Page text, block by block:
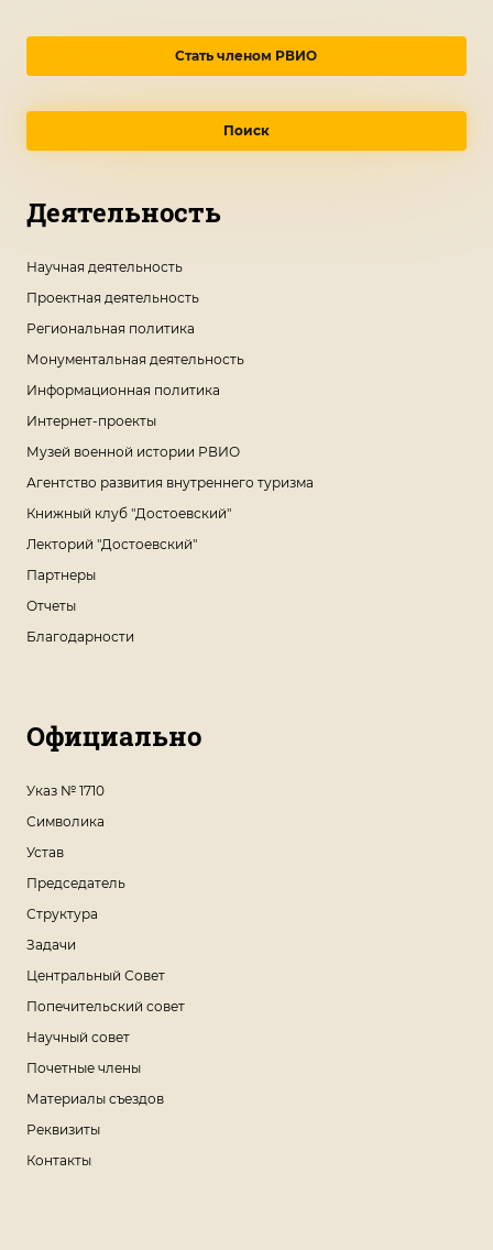
Стать членом РВИО
Поиск
Деятельность
Научная деятельность
Проектная деятельность
Региональная политика
Монументальная деятельность
Информационная политика
Интернет-проекты
Музей военной истории РВИО
Агентство развития внутреннего туризма
Книжный клуб "Достоевский"
Лекторий "Достоевский"
Партнеры
Отчеты
Благодарности
Официально
Указ № 1710
Символика
Устав
Председатель
Структура
Задачи
Центральный Совет
Попечительский совет
Научный совет
Почетные члены
Материалы съездов
Реквизиты
Контакты